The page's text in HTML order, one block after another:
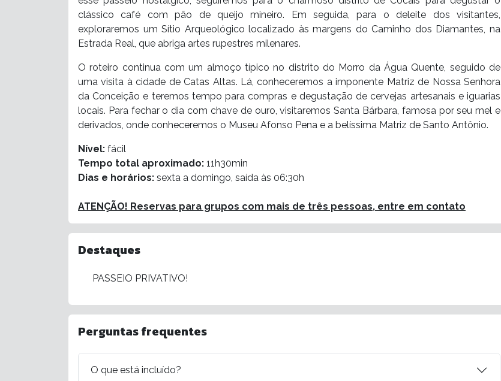
clássico café com pão de queijo mineiro. Em seguida, para o deleite dos visitantes,
exploraremos um Sítio Arqueológico localizado às margens do Caminho dos Diamantes, na
Estrada Real, que abriga artes rupestres milenares.
O roteiro continua com um almoço típico no distrito do Morro da Água Quente, seguido de
uma visita à cidade de Catas Altas. Lá, conheceremos a imponente Matriz de Nossa Senhora
da Conceição e teremos tempo para compras e degustação de cervejas artesanais e iguarias
locais. Para fechar o dia com chave de ouro, visitaremos Santa Bárbara, famosa por seu mel e
derivados, onde conheceremos o Museu Afonso Pena e a belíssima Matriz de Santo Antônio.
Nível: fácil
Tempo total aproximado: 11h30min
Dias e horários: sexta a domingo, saída às 06:30h
ATENÇÃO! Reservas para grupos com mais de três pessoas, entre em contato
Destaques
PASSEIO PRIVATIVO!
Perguntas frequentes
O que está incluído?